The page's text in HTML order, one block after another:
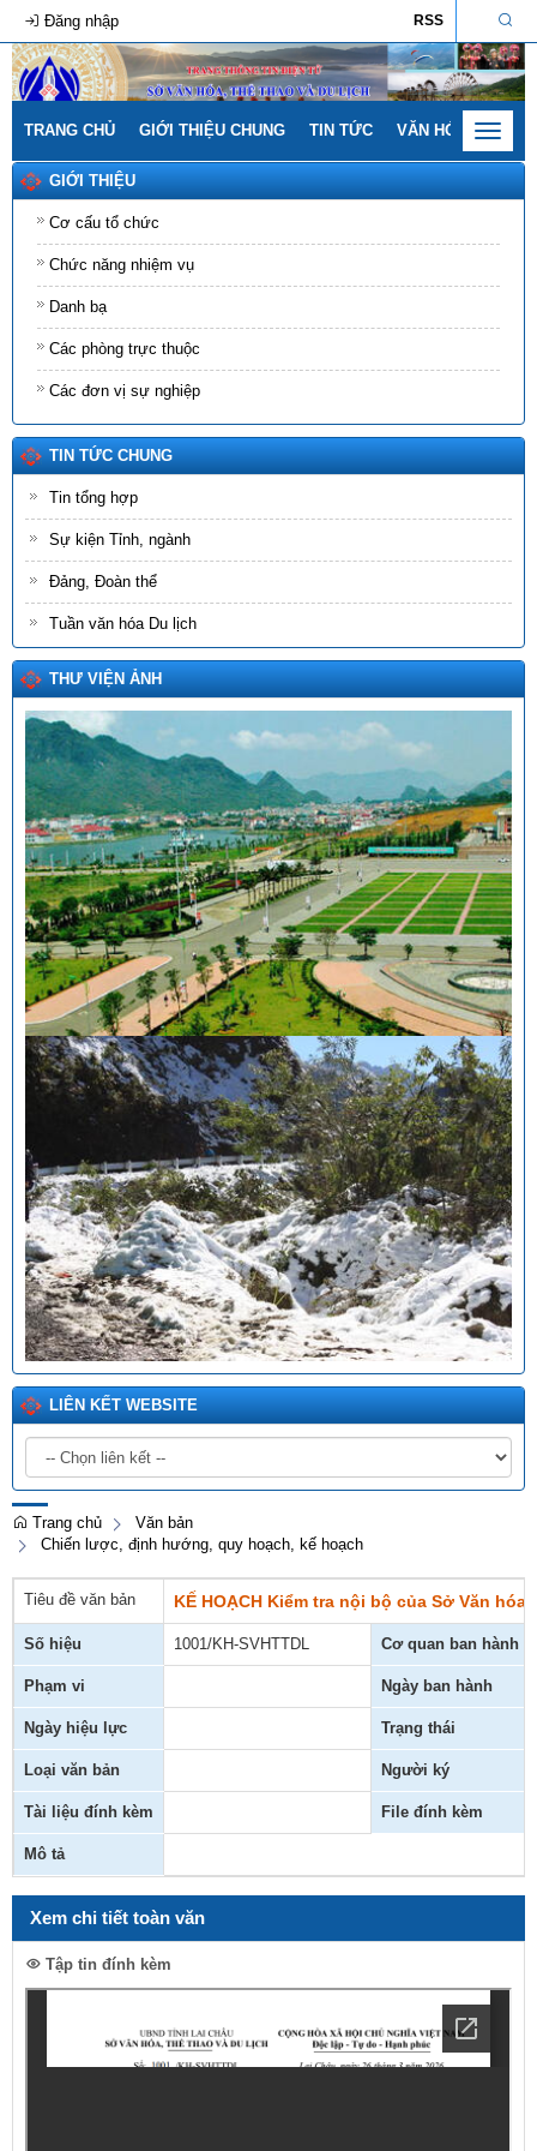
RSS
Đăng nhập
TRANG CHỦ GIỚI THIỆU CHUNG TIN TỨC VĂN HÓA - GIA
Toggle
GIỚI THIỆU
Cơ cấu tổ chức
Chức năng nhiệm vụ
Danh bạ
Các phòng trực thuộc
Các đơn vị sự nghiệp
TIN TỨC CHUNG
Tin tổng hợp
Sự kiện Tỉnh, ngành
Đảng, Đoàn thể
Tuần văn hóa Du lịch
THƯ VIỆN ẢNH
LIÊN KẾT WEBSITE
Trang chủ
Văn bản
Chiến lược, định hướng, quy hoạch, kế hoạch
Tiêu đề văn bản KẾ HOẠCH Kiểm tra nội bộ của Sở Văn
Số hiệu 1001/KH-SVHTTDL Cơ quan ban hành
Phạm vi Ngày ban hành
Ngày hiệu lực Trạng thái
Loại văn bản Người ký
Tài liệu đính kèm File đính kèm
Mô tả
Xem chi tiết toàn văn
Tập tin đính kèm